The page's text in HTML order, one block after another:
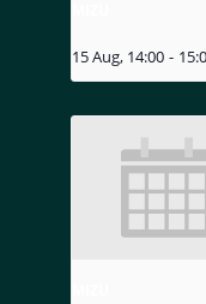
15 Aug, 14:00 -